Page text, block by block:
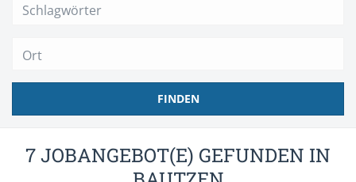
FINDEN
7 JOBANGEBOT(E) GEFUNDEN IN